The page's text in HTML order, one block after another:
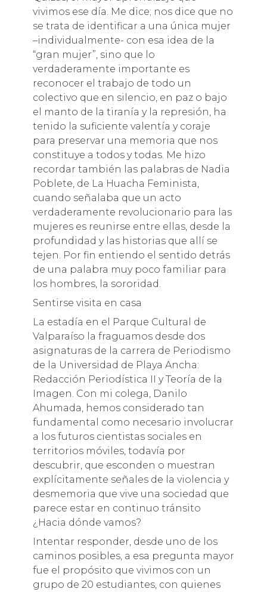
vivimos ese día. Me dice; nos dice que no
se trata de identificar a una única mujer
–individualmente- con esa idea de la
“gran mujer”, sino que lo
verdaderamente importante es
reconocer el trabajo de todo un
colectivo que en silencio, en paz o bajo
el manto de la tiranía y la represión, ha
tenido la suficiente valentía y coraje
para preservar una memoria que nos
constituye a todos y todas. Me hizo
recordar también las palabras de Nadia
Poblete, de La Huacha Feminista,
cuando señalaba que un acto
verdaderamente revolucionario para las
mujeres es reunirse entre ellas, desde la
profundidad y las historias que allí se
tejen. Por fin entiendo el sentido detrás
de una palabra muy poco familiar para
los hombres, la sororidad.
Sentirse visita en casa
La estadía en el Parque Cultural de
Valparaíso la fraguamos desde dos
asignaturas de la carrera de Periodismo
de la Universidad de Playa Ancha:
Redacción Periodística II y Teoría de la
Imagen. Con mi colega, Danilo
Ahumada, hemos considerado tan
fundamental como necesario involucrar
a los futuros cientistas sociales en
territorios móviles, todavía por
descubrir, que esconden o muestran
explícitamente señales de la violencia y
desmemoria que vive una sociedad que
parece estar en continuo tránsito
¿Hacia dónde vamos?
Intentar responder, desde uno de los
caminos posibles, a esa pregunta mayor
fue el propósito que vivimos con un
grupo de 20 estudiantes, con quienes